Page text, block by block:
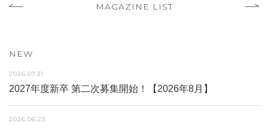
MAGAZINE LIST
NEW
2026.07.31
2027年度新卒 第二次募集開始！【2026年8月】
2026.06.23